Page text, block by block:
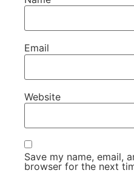
Email
Website
Save my name, email,
browser for the next